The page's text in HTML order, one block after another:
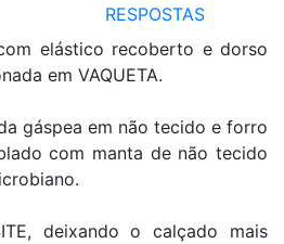
RESPOSTAS
elástico recoberto e dorso
em VAQUETA.
gáspea em não tecido e forro
com manta de não tecido
deixando o calçado mais